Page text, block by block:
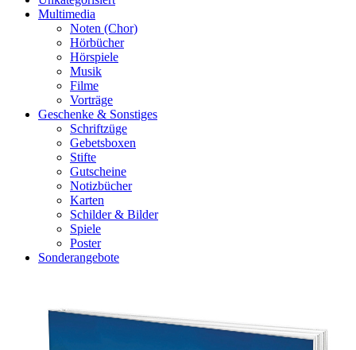
Multimedia
Noten (Chor)
Hörbücher
Hörspiele
Musik
Filme
Vorträge
Geschenke & Sonstiges
Schriftzüge
Gebetsboxen
Stifte
Gutscheine
Notizbücher
Karten
Schilder & Bilder
Spiele
Poster
Sonderangebote